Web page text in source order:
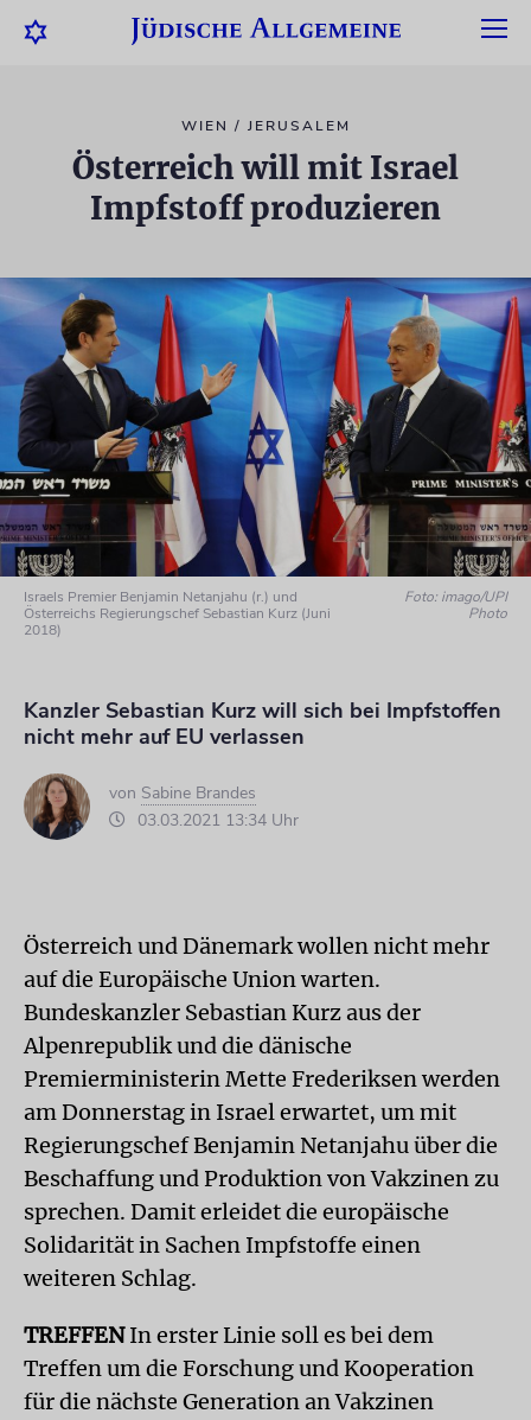
WIEN / JERUSALEM
Österreich will mit Israel
Impfstoff produzieren
Israels Premier Benjamin Netanjahu (r.) und
Österreichs Regierungschef Sebastian Kurz (Juni
2018)
Foto: imago/UPI
Photo
Kanzler Sebastian Kurz will sich bei Impfstoffen
nicht mehr auf EU verlassen
von Sabine Brandes
03.03.2021 13:34 Uhr
Österreich und Dänemark wollen nicht mehr
auf die Europäische Union warten.
Bundeskanzler Sebastian Kurz aus der
Alpenrepublik und die dänische
Premierministerin Mette Frederiksen werden
am Donnerstag in Israel erwartet, um mit
Regierungschef Benjamin Netanjahu über die
Beschaffung und Produktion von Vakzinen zu
sprechen. Damit erleidet die europäische
Solidarität in Sachen Impfstoffe einen
weiteren Schlag.
TREFFENIn erster Linie soll es bei dem
Treffen um die Forschung und Kooperation
für die nächste Generation an Vakzinen